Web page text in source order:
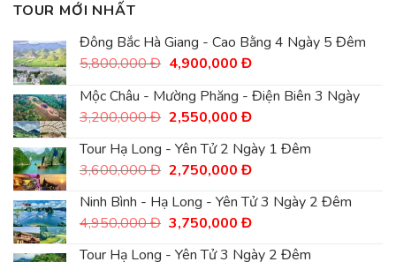
TOUR MỚI NHẤT
Đông Bắc Hà Giang - Cao Bằng 4 Ngày 5 Đêm
5,800,000Đ Giá
là:
5,800,000
Đ.
4,900,000ĐGiá
tại
là:
4,900,000
Đ.
Mộc Châu - Mường Phăng - Điện Biên 3 Ngày
3,200,000Đ Giá
là:
3,200,000
Đ.
2,550,000ĐGiá
tại
là:
Đ.
Tour Hạ Long - Yên Tử 2 Ngày 1 Đêm
3,600,000Đ Giá
là:
3,600,000
Đ.
2,750,000ĐGiá
tại
là:
Đ.
Ninh Bình - Hạ Long - Yên Tử 3 Ngày 2 Đêm
4,950,000Đ Giá
là:
3,750,000ĐGiá
tại
Tour Hạ Long - Yên Tử 3 Ngày 2 Đêm